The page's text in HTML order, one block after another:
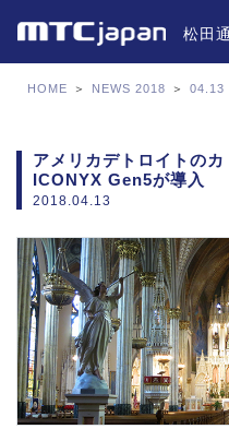
松田
HOME ＞ NEWS 2018 ＞ 04.13
アメリカデトロイトの
ICONYX Gen5が導入
2018.04.13